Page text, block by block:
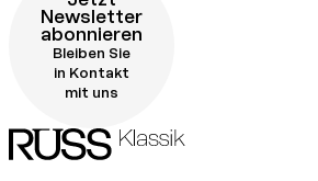
Newsletter
abonnieren
Bleiben Sie
in Kontakt
mit uns